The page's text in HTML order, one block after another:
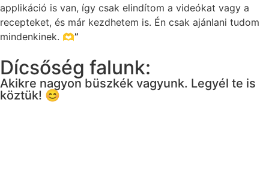
applikáció is van, így csak elindítom a videókat vagy a
recepteket, és már kezdhetem is. Én csak ajánlani tudom
mindenkinek. 🫶”
Dícsőség falunk:
Akikre nagyon büszkék vagyunk. Legyél te is
köztük! 😊